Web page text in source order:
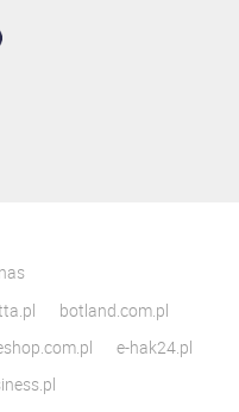
botland.com.pl
e-hak24.pl